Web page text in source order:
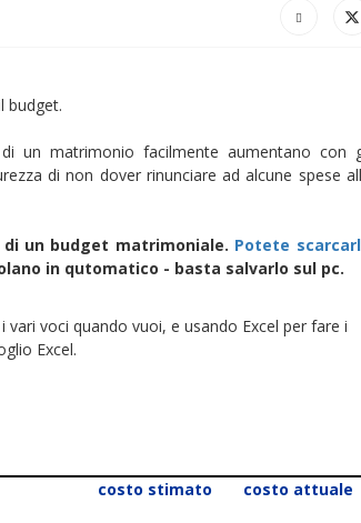
budget.
un matrimonio facilmente aumentano con
di non dover rinunciare ad alcune spese
un budget matrimoniale. Potete
in qutomatico - basta salvarlo sul pc.
voci quando vuoi, e usando Excel per fare i
Excel.
costo stimato costo attuale